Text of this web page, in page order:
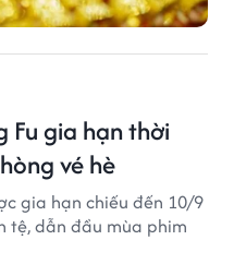
gia hạn thời
vé hè
gia hạn chiếu đến 10/9
tệ, dẫn đầu mùa phim